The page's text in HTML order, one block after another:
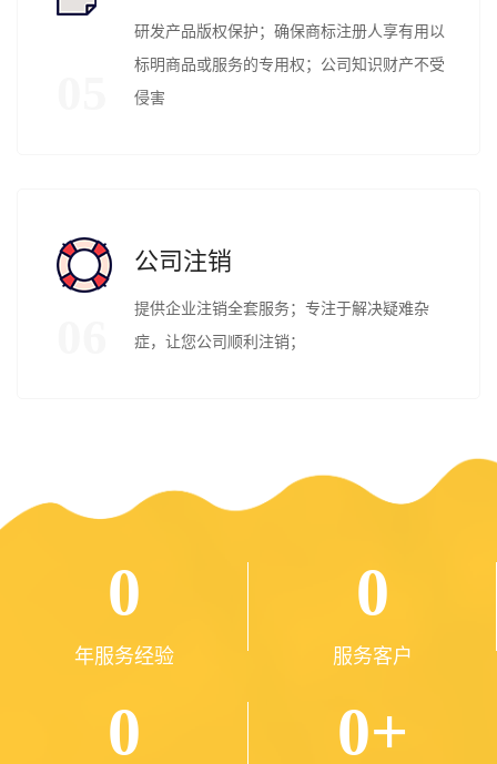
研发产品版权保护；确保商标注册人享有用以
标明商品或服务的专用权；公司知识财产不受
侵害
公司注销
提供企业注销全套服务；专注于解决疑难杂
症，让您公司顺利注销；
0
年服务经验
0
服务客户
0 0+